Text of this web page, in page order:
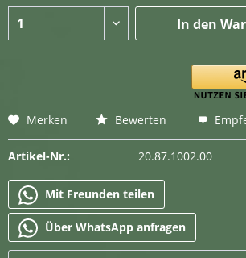
In den
Merken Bewerten
Artikel-Nr.: 20.87.1002.00
Mit Freunden teilen
Über WhatsApp anfragen